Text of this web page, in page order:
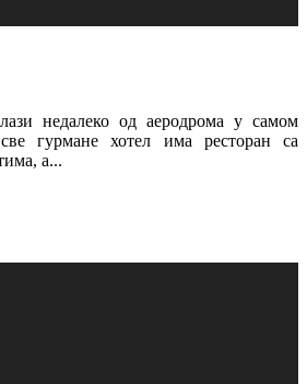
недалеко од аеродрома у самом
гурмане хотел има ресторан са
а...